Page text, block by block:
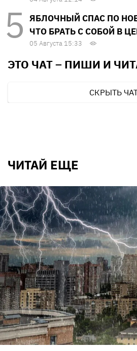
ЯБЛОЧНЫЙ СПАС ПО
ЧТО БРАТЬ С СОБОЙ В
05 Августа 15:33
ЭТО ЧАТ – ПИШИ И
СКРЫТЬ
ЧИТАЙ ЕЩЕ